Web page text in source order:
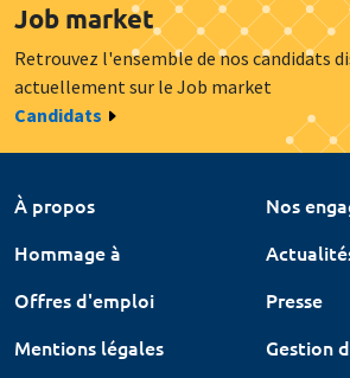
Job market
Retrouvez l'ensemble de nos candidats
actuellement sur le Job market
Candidats
À propos
Nos
Hommage à
Offres d'emploi
Presse
Mentions légales
Gestion